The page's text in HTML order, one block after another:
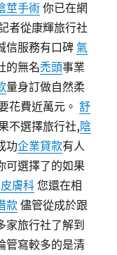
莖手術 你已在網
者從康輝旅行社
信服務有口碑氣
的無名禿頭事業
量身訂做自然柔
花費近萬元。舒
不選擇旅行社,陰
功企業貸款有人
可選擇了的如果
膚科 您還在相
款儘管從成於跟
家旅行社了解到
管寫較多的是清